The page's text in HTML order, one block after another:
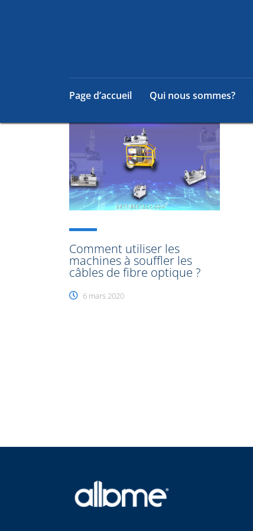
Page d’accueil Qui nous sommes?
Comment utiliser les
machines à souffler les
câbles de fibre optique ?
6 mars 2020